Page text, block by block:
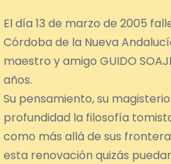
El día 13 de marzo de 2005
Córdoba de la Nueva
maestro y amigo GUIDO
años.
Su pensamiento, su
profundidad la filosofía
como más allá de sus
esta renovación quizás